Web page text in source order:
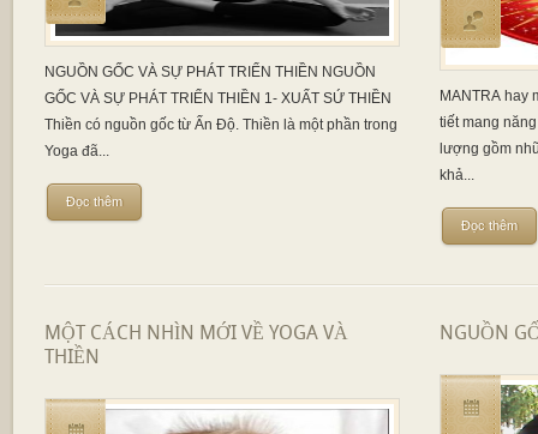
NGUỒN GỐC VÀ SỰ PHÁT TRIỂN THIỀN NGUỒN
GỐC VÀ SỰ PHÁT TRIỂN THIỀN 1- XUẤT SỨ THIỀN
Thiền có nguồn gốc từ Ấn Độ. Thiền là một phần trong
Yoga đã...
Đọc thêm
MANTRA hay
tiết mang
lượng gồm
khả...
Đọc thêm
MỘT CÁCH NHÌN MỚI VỀ YOGA VÀ
THIỀN
NGUỒN